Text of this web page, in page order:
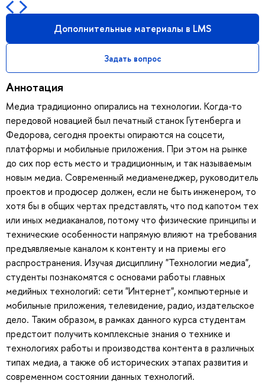
Дополнительные материалы в LMS
Задать вопрос
Аннотация
Медиа традиционно опирались на технологии. Когда-то
передовой новацией был печатный станок Гутенберга и
Федорова, сегодня проекты опираются на соцсети,
платформы и мобильные приложения. При этом на рынке
до сих пор есть место и традиционным, и так называемым
новым медиа. Современный медиаменеджер, руководитель
проектов и продюсер должен, если не быть инженером, то
хотя бы в общих чертах представлять, что под капотом тех
или иных медиаканалов, потому что физические принципы и
технические особенности напрямую влияют на требования
предъявляемые каналом к контенту и на приемы его
распространения. Изучая дисциплину "Технологии медиа",
студенты познакомятся с основами работы главных
медийных технологий: сети "Интернет", компьютерные и
мобильные приложения, телевидение, радио, издательское
дело. Таким образом, в рамках данного курса студентам
предстоит получить комплексные знания о технике и
технологиях работы и производства контента в различных
типах медиа, а также об исторических этапах развития и
современном состоянии данных технологий.